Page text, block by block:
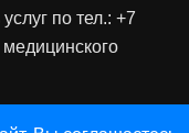
по тел.: +7